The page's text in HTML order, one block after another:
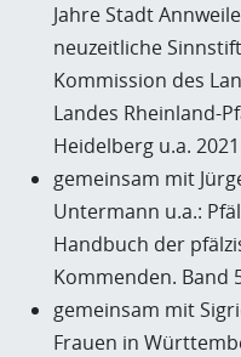
Jahre Stadt
neuzeitliche
Kommission des
Landes Rheinland-
Heidelberg u.a.
gemeinsam mit
Untermann u.a.:
Handbuch der
Kommenden. Band
gemeinsam mit
Frauen in